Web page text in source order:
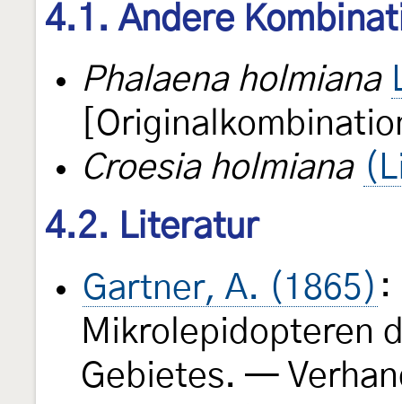
4.1. Andere
Phalaena holmiana
Croesia holmiana
4.2. Literatur
Gartner, A. (1865) :
Mikrolepidopteren
Gebietes. —